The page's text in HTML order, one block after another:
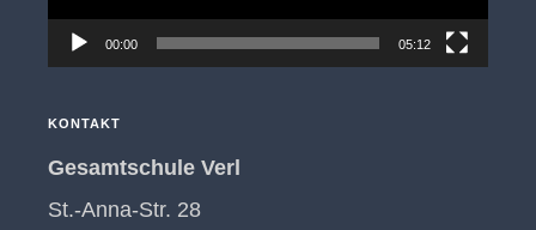
00:00 05:12
KONTAKT
Gesamtschule Verl
St.-Anna-Str. 28